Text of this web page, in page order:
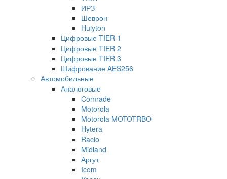
ИРЗ
Шеврон
Huiyton
Цифровые TIER 1
Цифровые TIER 2
Цифровые TIER 3
Шифрование AES256
Автомобильные
Аналоговые
Comrade
Motorola
Motorola MOTOTRBO
Hytera
Racio
Midland
Аргут
Icom